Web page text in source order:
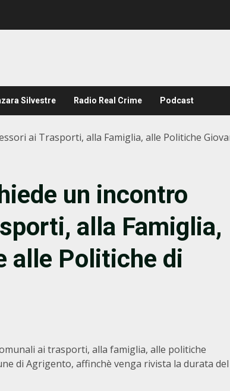
Silvestre Radio Real Crime Podcast
ai Trasporti, alla Famiglia, alle Politiche
un incontro
alla Famiglia,
alle Politiche di
ai trasporti, alla famiglia, alle politiche
di Agrigento, affinchè venga rivista la durata del